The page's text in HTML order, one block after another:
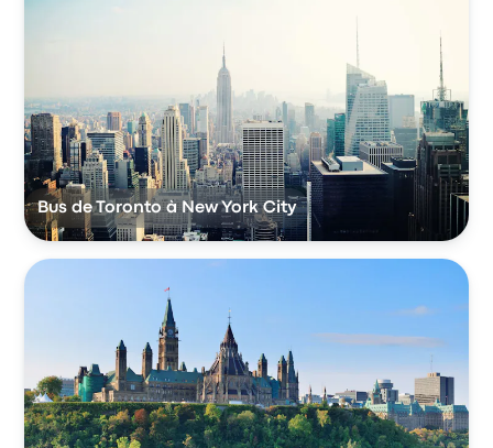
Bus de Toronto à New York City